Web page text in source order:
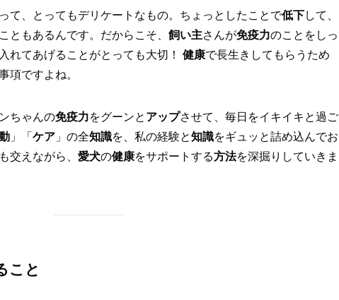
って、とってもデリケートなもの。ちょっとしたことで低下して、
ともあるんです。だからこそ、 飼い主さんが免疫力のことをしっ
れてあげることがとっても大切！ 健康で長生きしてもらうため
項ですよね。
ちゃんの免疫力をグーンと アップさせて、毎日をイキイキと過ご
」「 ケア 」の全知識を、私の経験と知識をギュッと詰め込んでお
交えながら、 愛犬の健康をサポートする方法を深掘りしていきま
こと